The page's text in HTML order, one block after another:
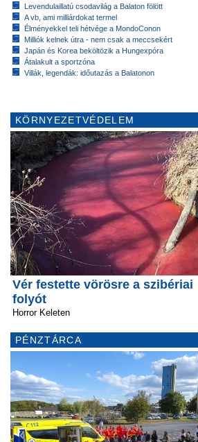
Levendulaillatú csodavilág a Balaton fölött
A vb, ami milliárdokat termel
Élményekkel teli hétvége a MondoConon
Milliók kelnek útra - nem csak a meccsekért
Japán és Korea beköltözik a Hungexpóra
Átalakult a sportzóna
Villák, legendák: időutazás a Balatonon
KÖRNYEZETVÉDELEM
Vér festette vörösre a szibériai
folyót
Horror Keleten
PÉNZTÁRCA